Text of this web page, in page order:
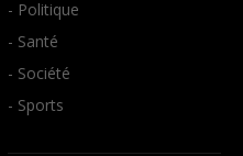
- Politique
- Santé
- Société
- Sports